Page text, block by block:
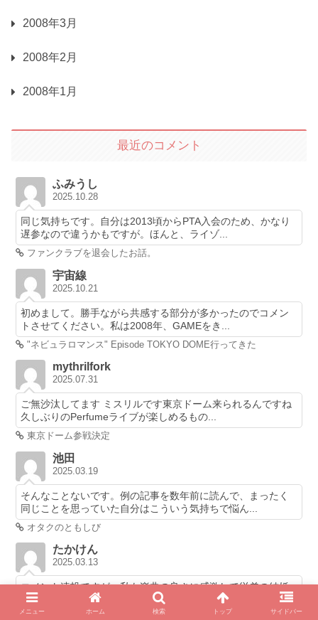
2008年3月
2008年2月
2008年1月
最近のコメント
ふみうし
2025.10.28
同じ気持ちです。自分は2013頃からPTA入会のため、かなり
遅参なので違うかもですが。ほんと、ライゾ...
ファンクラブを退会したお話。
宇宙線
2025.10.21
初めまして。勝手ながら共感する部分が多かったのでコメン
トさせてください。私は2008年、GAMEをき...
"ネビュラロマンス" Episode TOKYO DOME行ってきた
mythrilfork
2025.07.31
ご無沙汰してます ミスリルです東京ドーム来られるんですね
久しぶりのPerfumeライブが楽しめるもの...
東京ドーム参戦決定
池田
2025.03.19
そんなことないです。例の記事を数年前に読んで、まったく
同じことを思っていた自分はこういう気持ちで悩ん...
オタクのともしび
たかけん
2025.03.13
コメント連投ですが、私も楽曲の良さに感激して従弟の結婚
式のお祝いに、こんなＰＶを作ってしまいました。...
メニュー ホーム 検索 トップ サイドバー